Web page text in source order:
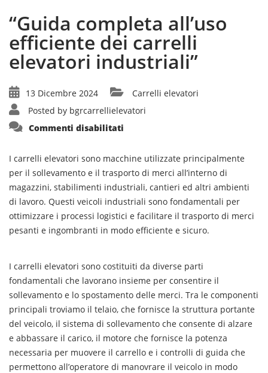
“Guida completa all’uso
efficiente dei carrelli
elevatori industriali”
13 Dicembre 2024
Carrelli elevatori
Posted by bgrcarrellielevatori
Commenti disabilitati
efficiente
carrelli
elevatori
industriali”
I carrelli elevatori sono macchine utilizzate principalmente
per il sollevamento e il trasporto di merci all’interno di
magazzini, stabilimenti industriali, cantieri ed altri ambienti
di lavoro. Questi veicoli industriali sono fondamentali per
ottimizzare i processi logistici e facilitare il trasporto di merci
pesanti e ingombranti in modo efficiente e sicuro.
I carrelli elevatori sono costituiti da diverse parti
fondamentali che lavorano insieme per consentire il
sollevamento e lo spostamento delle merci. Tra le componenti
principali troviamo il telaio, che fornisce la struttura portante
del veicolo, il sistema di sollevamento che consente di alzare
e abbassare il carico, il motore che fornisce la potenza
necessaria per muovere il carrello e i controlli di guida che
permettono all’operatore di manovrare il veicolo in modo